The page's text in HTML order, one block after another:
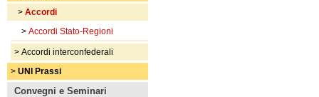
> Accordi
> Accordi Stato-Regioni
> Accordi interconfederali
> UNI Prassi
Convegni e Seminari